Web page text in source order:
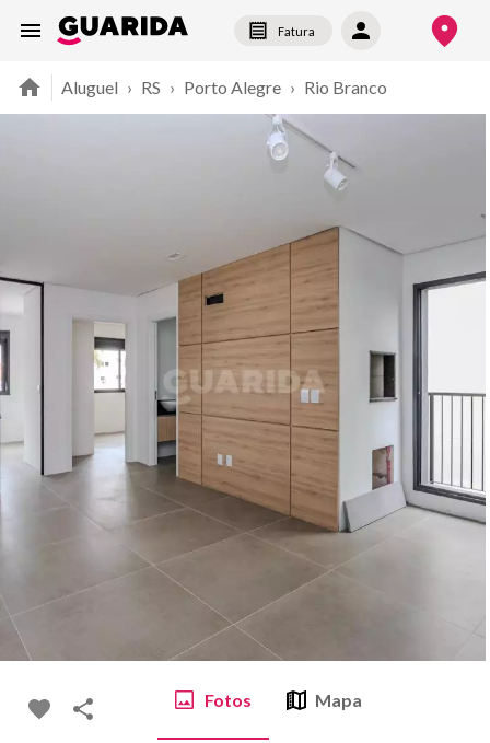
Fatura
Aluguel › RS › Porto Alegre › Rio Branco
Fotos Mapa